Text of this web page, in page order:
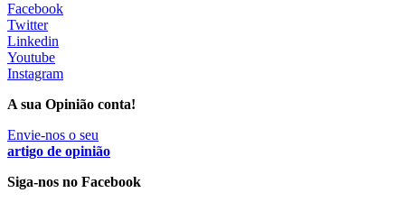
Quase 11.900 jovens recorreram aos cheques psicólogo e
nutricionista no primeiro mês
7 Ago, 2026
ULS de Coimbra estreia cirurgia endoscópica do ouvido com
apoio robótico em Portugal
7 Ago, 2026 0 Comments
Facebook
Twitter
Linkedin
Youtube
Instagram
A sua Opinião conta!
Envie-nos o seu
artigo de opinião
Siga-nos no Facebook